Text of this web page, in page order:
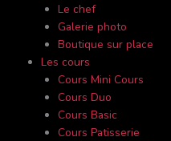
Le chef
Galerie photo
Boutique sur place
Les cours
Cours Mini Cours
Cours Duo
Cours Basic
Cours Patisserie